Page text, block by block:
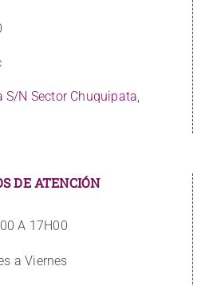
S/N Sector Chuquipata,
DE ATENCIÓN
A 17H00
a Viernes